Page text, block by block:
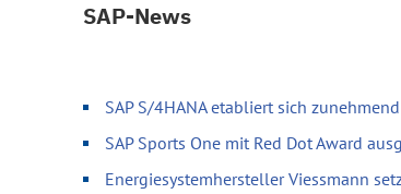
SAP-News
SAP S/4HANA etabliert sich
SAP Sports One mit Red Dot Award
Energiesystemhersteller Viessmann